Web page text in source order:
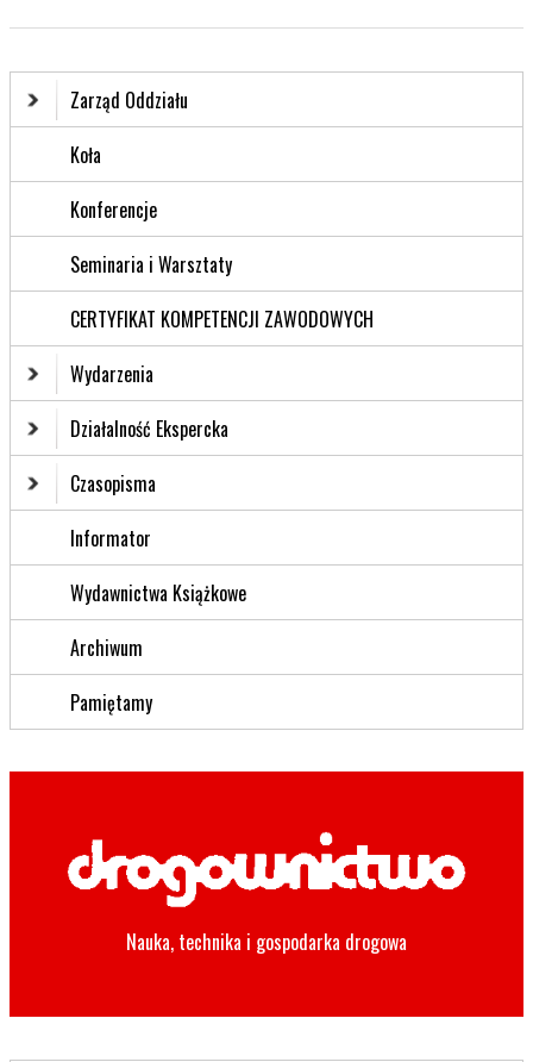
Zarząd Oddziału
Koła
Konferencje
Seminaria i Warsztaty
CERTYFIKAT KOMPETENCJI ZAWODOWYCH
Wydarzenia
Działalność Ekspercka
Czasopisma
Informator
Wydawnictwa Książkowe
Archiwum
Pamiętamy
Nauka, technika i gospodarka drogowa